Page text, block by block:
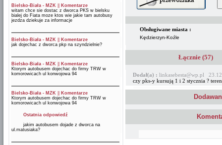
Bielsko-Biała - MZK
Komentarze
witam chce sie dostac z dworca PKS w bielsku
bialej do Fiata moze ktos wie jakie tam autobusy
jezdza dziekuje za informacje
Bielsko-Biała - MZK
Komentarze
jak dojechac z dworca pkp na szyndzielnie?
Bielsko-Biała - MZK
Komentarze
Ktorym autobusem dojechac do firmy TRW w
komorowicach ul konwojowa 94
Bielsko-Biała - MZK
Komentarze
Ktorym autobusem dojechac do firmy TRW w
komorowicach ul konwojowa 94
Ostatnia odpowiedź
jakim autobusem dojade z dworca na
ul.matusiaka?
Obsługiwane miasta :
Kędzierzyn-Koźle
Łącznie (57)
Dodał(a) : linkasebesta@wp.pl
czy pks-y kursują 1 i 2 stycznia ?